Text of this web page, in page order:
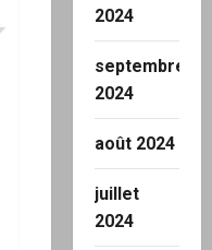
2024
septembre
2024
août 2024
juillet
2024